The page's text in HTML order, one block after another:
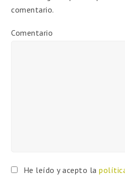
comentario.
Comentario
He leído y acepto la